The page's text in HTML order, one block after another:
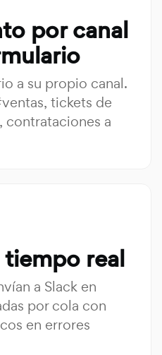
por canal
a su propio canal.
tickets de
a
real
a Slack en
por cola con
en errores